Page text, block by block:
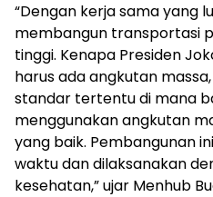
“Dengan kerja sama yang
membangun transportasi
tinggi. Kenapa Presiden
harus ada angkutan
standar tertentu di mana
menggunakan angkutan
yang baik. Pembangunan
waktu dan dilaksanakan
kesehatan,” ujar Menhub